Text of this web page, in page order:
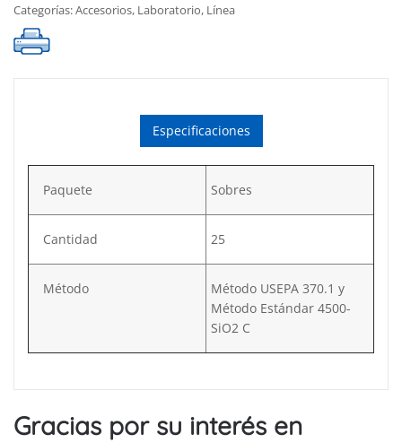
Categorías:Accesorios, Laboratorio, Línea
Especificaciones
Paquete Sobres
Cantidad 25
Método
Método USEPA 370.1 y
Método Estándar 4500-
SiO2 C
Gracias por su interés en